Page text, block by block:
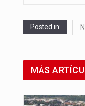
Posted in:
MÁS